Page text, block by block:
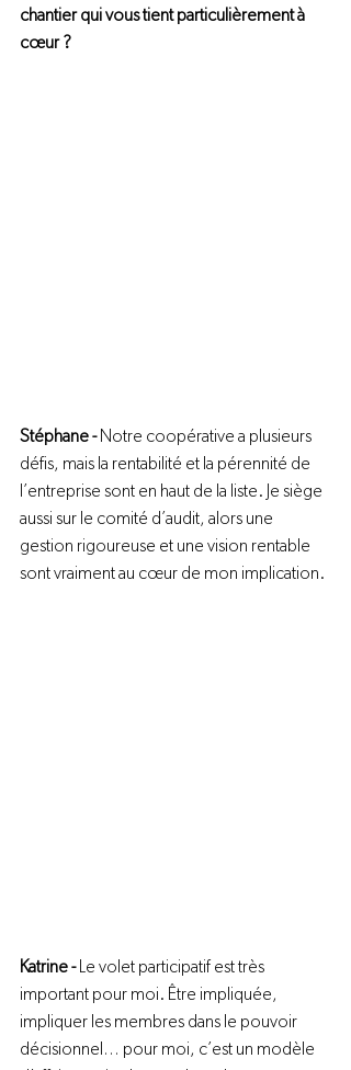
chantier qui vous tient particulièrement à
cœur ?
Stéphane - Notre coopérative a plusieurs
défis, mais la rentabilité et la pérennité de
l’entreprise sont en haut de la liste. Je siège
aussi sur le comité d’audit, alors une
gestion rigoureuse et une vision rentable
sont vraiment au cœur de mon implication.
Katrine - Le volet participatif est très
important pour moi. Être impliquée,
impliquer les membres dans le pouvoir
décisionnel… pour moi, c’est un modèle